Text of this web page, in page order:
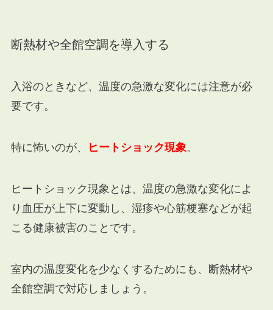
断熱材や全館空調を導入する
入浴のときなど、温度の急激な変化には注意が必
要です。
特に怖いのが、 ヒートショック現象。
ヒートショック現象とは、温度の急激な変化によ
り血圧が上下に変動し、湿疹や心筋梗塞などが起
こる健康被害のことです。
室内の温度変化を少なくするためにも、断熱材や
全館空調で対応しましょう。